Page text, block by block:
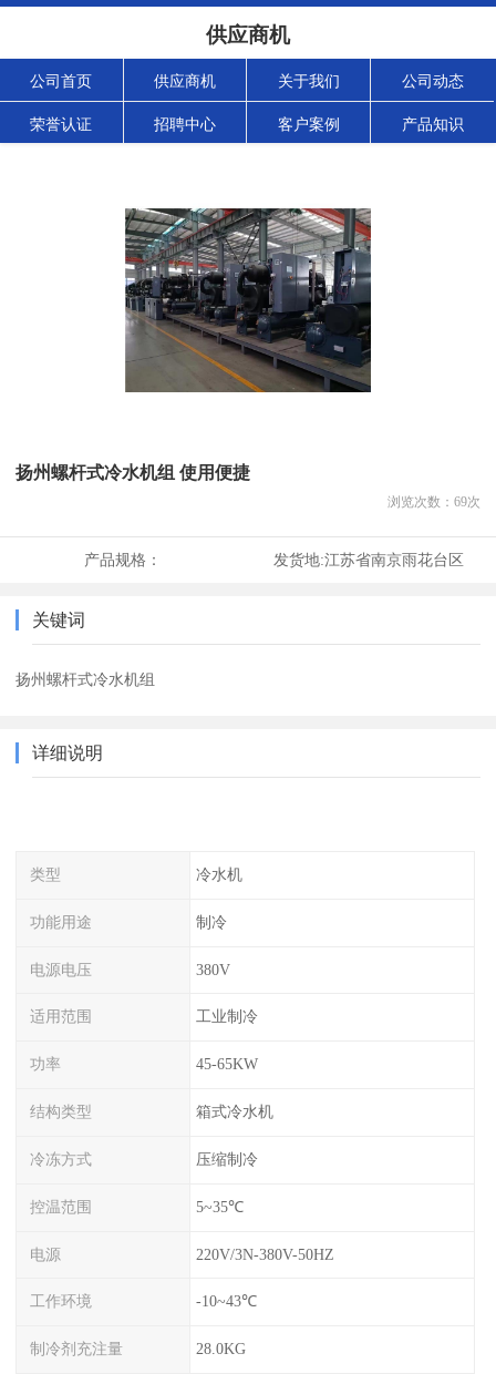
供应商机
公司首页 供应商机 关于我们 公司动态
荣誉认证 招聘中心 客户案例 产品知识
扬州螺杆式冷水机组 使用便捷
浏览次数： 69次
产品规格： 发货地:江苏省南京雨花台区
关键词
扬州螺杆式冷水机组
详细说明
类型 冷水机
功能用途 制冷
电源电压 380V
适用范围 工业制冷
功率 45-65KW
结构类型 箱式冷水机
冷冻方式 压缩制冷
控温范围 5~35℃
电源 220V/3N-380V-50HZ
工作环境 -10~43℃
制冷剂充注量 28.0KG